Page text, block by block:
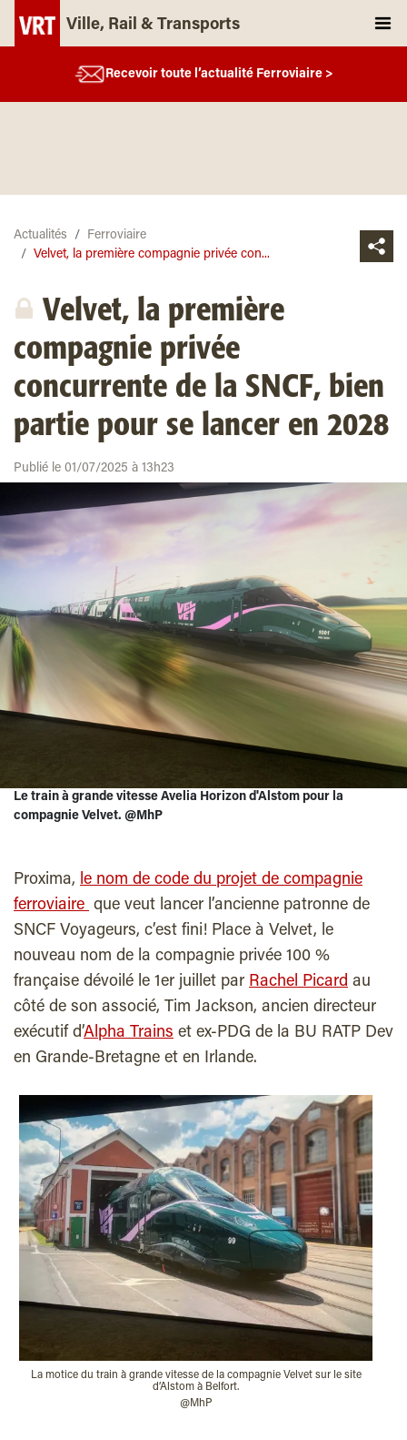
Ville, Rail & Transports
Recevoir toute l’actualité Ferroviaire >
Actualités
Ferroviaire
Velvet, la première compagnie privée con...
Velvet, la première
compagnie privée
concurrente de la SNCF, bien
partie pour se lancer en 2028
Publié le 01/07/2025 à 13h23
Le train à grande vitesse Avelia Horizon d'Alstom pour la
compagnie Velvet. @MhP
Proxima, le nom de code du projet de compagnie
ferroviaire que veut lancer l’ancienne patronne de
SNCF Voyageurs, c’est fini! Place à Velvet, le
nouveau nom de la compagnie privée 100 %
française dévoilé le 1er juillet par Rachel Picard au
côté de son associé, Tim Jackson, ancien directeur
exécutif d’Alpha Trains et ex-PDG de la BU RATP Dev
en Grande-Bretagne et en Irlande.
La motice du train à grande vitesse de la compagnie Velvet sur le site
d’Alstom à Belfort.
@MhP